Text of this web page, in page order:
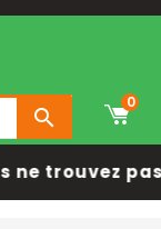

0
ne trouvez